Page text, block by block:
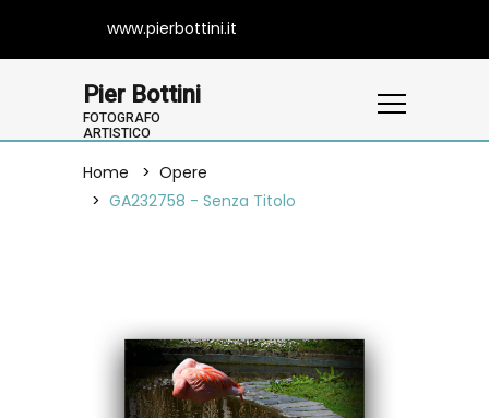
www.pierbottini.it
Pier Bottini
FOTOGRAFO
ARTISTICO
Home
Opere
GA232758 - Senza Titolo